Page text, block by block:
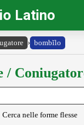
Latino
› bombĭlo
/
Cerca nelle forme flesse